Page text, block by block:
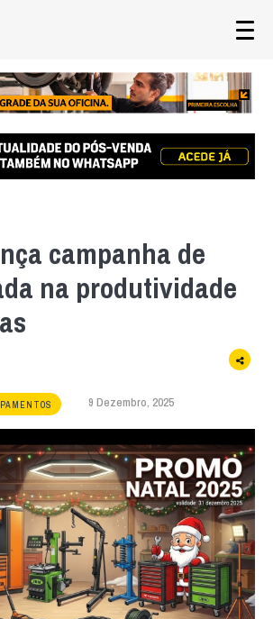
campanha de
na produtividade
9 Dezembro, 2025